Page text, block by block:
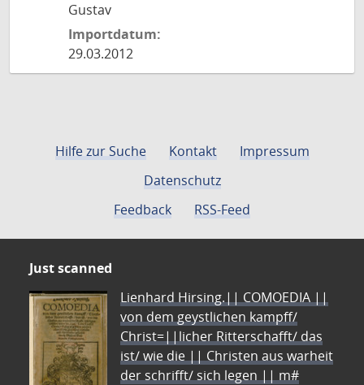
Gustav
Importdatum:
29.03.2012
Hilfe zur Suche Kontakt
Impressum
Datenschutz
Feedback
RSS-Feed
Just scanned
Lienhard Hirsing.|| COMOEDIA ||
von dem geystlichen kampff/
Christ=||licher Ritterschafft/ das
ist/ wie die || Christen aus warheit
der schrifft/ sich legen || m#